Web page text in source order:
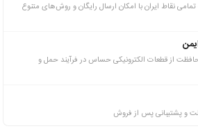
نقاط ایران با امکان ارسال رایگان و روش‌های متنوع
از قطعات الکترونیکی حساس در فرآیند حمل و
و پشتیبانی پس از فروش